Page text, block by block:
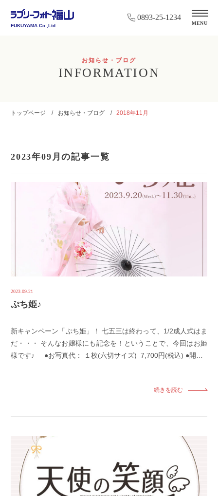
FUKUYAMA Co.,Ltd.
0893-25-1234
MENU
お知らせ・ブログ
INFORMATION
トップページ お知らせ・ブログ 2018年11月
2023年09月の記事一覧
2023.09.21
ぷち姫♪
新キャンペーン「ぷち姫」！ 七五三は終わって、1/2成人式はま
だ・・・ そんなお嬢様にも記念を！ということで、今回はお姫
様です♪ ●お写真代： １枚(六切サイズ) 7,700円(税込) ●開…
続きを読む